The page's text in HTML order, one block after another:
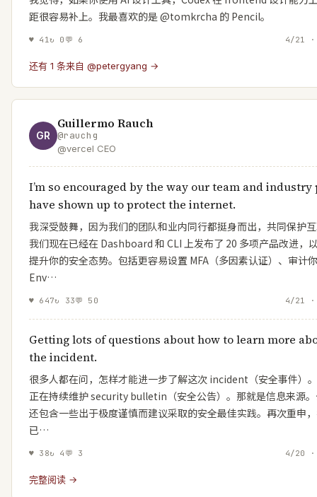
距很容易补上。我最喜欢的是 @tomkrcha 的 Pencil。
♥ 41↻ 0 💬 6 4/21
还有 1 条来自 @petergyang →
GR
Guillermo Rauch
@rauchg
@vercel CEO
I’m so encouraged by the way our team and industry
have shown up to protect the internet.
我深受鼓舞，因为我们的团队和业内同行都挺身而出，共同保护
我们现在已经在 Dashboard 和 CLI 上发布了 20 多项产品改进，
提升你的安全态势。包括更容易设置 MFA（多因素认证）、审计
Env…
♥ 647↻ 33💬 50 4/21
Getting lots of questions about how to learn more
the incident.
很多人都在问，怎样才能进一步了解这次 incident（安全事件）
正在持续维护 security bulletin（安全公告）。那就是信息来源
还包含一些出于极度谨慎而建议采取的安全最佳实践。再次重申
已…
♥ 38↻ 4 💬 3 4/20
完整阅读 →